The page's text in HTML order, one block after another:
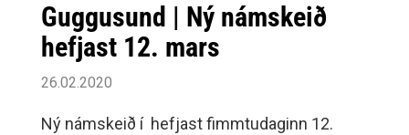
Guggusund | Ný námskeið
hefjast 12. mars
26.02.2020
Ný námskeið í hefjast fimmtudaginn 12.